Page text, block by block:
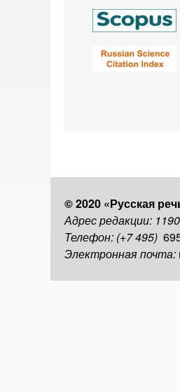
© 2020 «Русская
Адрес редакции:
Телефон: (+7 495)
Электронная почта: